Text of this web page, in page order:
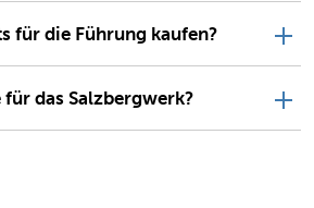
für die Führung kaufen?
das Salzbergwerk?